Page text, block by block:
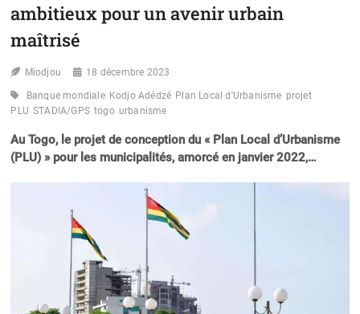
ambitieux pour un avenir urbain
maîtrisé
Miodjou 18 décembre 2023
Banque mondiale Kodjo Adédzé Plan Local d'Urbanisme projet
PLU STADIA/GPS togo urbanisme
Au Togo, le projet de conception du « Plan Local d’Urbanisme
(PLU) » pour les municipalités, amorcé en janvier 2022,…